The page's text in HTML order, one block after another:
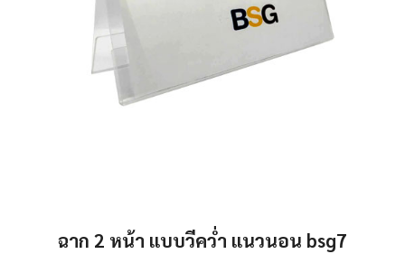
ฉาก 2 หน้า แบบวีคว่ำ แนวนอน bsg7